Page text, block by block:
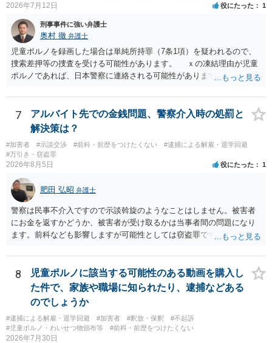
2026年7月12日 役にたった 1
刑事事件に強い弁護士
奥村 徹 弁護士
児童ポルノを録画した場合は単純所持罪（7条1項）を疑われるので、
捜索差押等の捜査を受ける可能性があります。 ｘの凍結理由が児童
ポルノであれば、日本警察に連絡される可能性があります。 対応と
るなり、警察に相談するなり、検討してください
7
アルバイト先での金銭問題、警察介入時の処罰と
解決策は？
#加害者 #示談交渉 #前科・前歴をつけたくない
#逮捕による解雇・退学回避
#万引き・窃盗罪
2026年8月5日 役にたった 1
肥田 弘昭 弁護士
警察は民事不介入ですので示談斡旋のようなことはしません。被害者
にお金を返すかどうか、被害者が受け取るかは当事者間の問題になり
ます。前科なども影響しますが可能性としては窃盗罪ですので、逮捕
8
児童ポルノに該当する可能性のある動画を購入し
た件で、家族や職場に知られたり、逮捕などある
のでしょうか
#逮捕による解雇・退学回避 #加害者 #釈放・保釈
#不起訴
#児童ポルノ・わいせつ物頒布等
#前科・前歴をつけたくない
2026年7月30日